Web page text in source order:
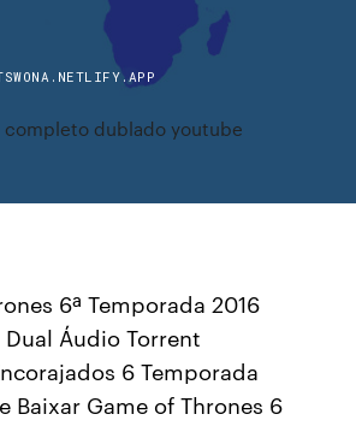
completo dublado youtube
6ª Temporada 2016
Áudio Torrent
6 Temporada
Baixar Game of Thrones 6